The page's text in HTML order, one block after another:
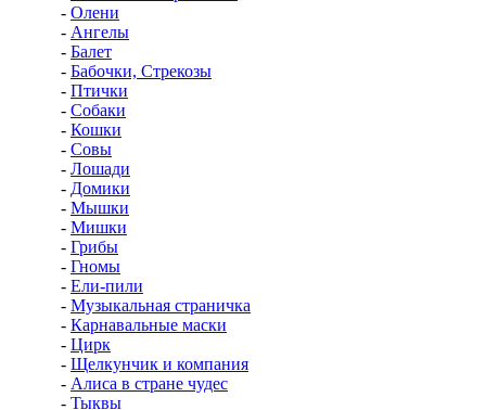
- Олени
- Ангелы
- Балет
- Бабочки, Стрекозы
- Птички
- Собаки
- Кошки
- Совы
- Лошади
- Домики
- Мышки
- Мишки
- Грибы
- Гномы
- Ели-пили
- Музыкальная страничка
- Карнавальные маски
- Цирк
- Щелкунчик и компания
- Алиса в стране чудес
- Тыквы